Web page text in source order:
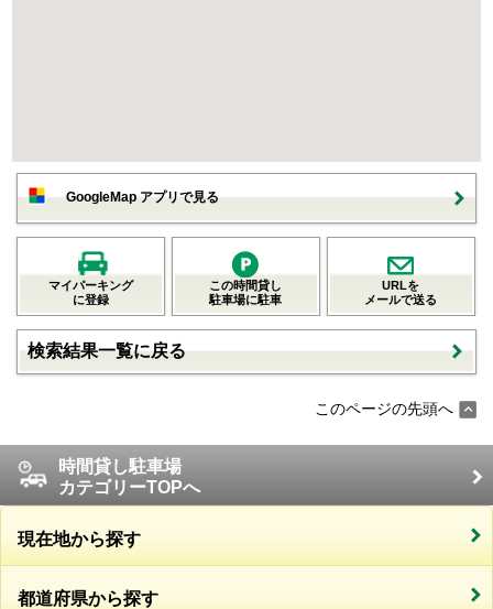
GoogleMap アプリで見る
マイパーキング
に登録
この時間貸し
駐車場に駐車
URLを
メールで送る
検索結果一覧に戻る
このページの先頭へ
時間貸し駐車場
カテゴリーTOPへ
現在地から探す
都道府県から探す